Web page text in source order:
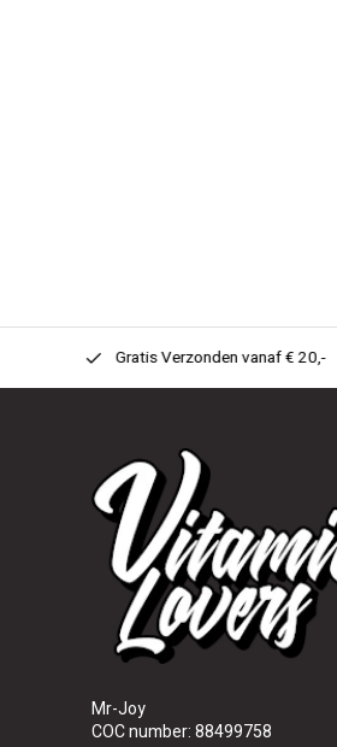
Gratis Verzonden vanaf € 20,-
Mr-Joy
COC number: 88499758